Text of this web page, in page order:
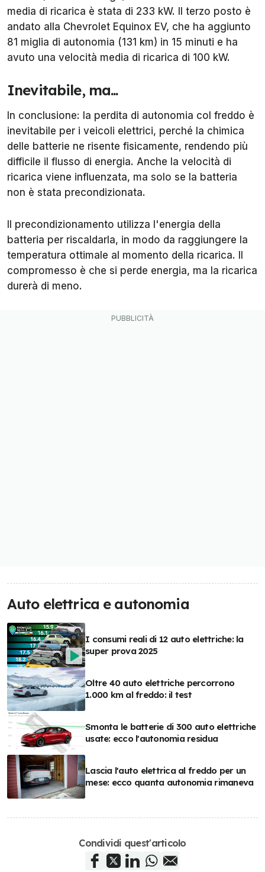
media di ricarica è stata di 233 kW. Il terzo posto è
andato alla Chevrolet Equinox EV, che ha aggiunto
81 miglia di autonomia (131 km) in 15 minuti e ha
avuto una velocità media di ricarica di 100 kW.
Inevitabile, ma...
In conclusione: la perdita di autonomia col freddo è
inevitabile per i veicoli elettrici, perché la chimica
delle batterie ne risente fisicamente, rendendo più
difficile il flusso di energia. Anche la velocità di
ricarica viene influenzata, ma solo se la batteria
non è stata precondizionata.
Il precondizionamento utilizza l'energia della
batteria per riscaldarla, in modo da raggiungere la
temperatura ottimale al momento della ricarica. Il
compromesso è che si perde energia, ma la ricarica
durerà di meno.
Auto elettrica e autonomia
I consumi reali di 12 auto elettriche: la
super prova 2025
Oltre 40 auto elettriche percorrono
1.000 km al freddo: il test
Smonta le batterie di 300 auto elettriche
usate: ecco l'autonomia residua
Lascia l'auto elettrica al freddo per un
mese: ecco quanta autonomia rimaneva
Condividi quest'articolo